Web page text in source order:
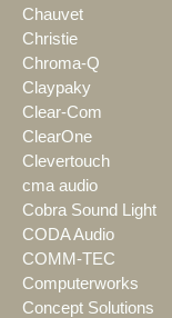
Chauvet
Christie
Chroma-Q
Claypaky
Clear-Com
ClearOne
Clevertouch
cma audio
Cobra Sound Light
CODA Audio
COMM-TEC
Computerworks
Concept Solutions